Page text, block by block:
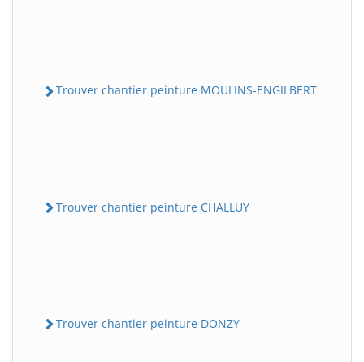
Trouver chantier peinture MOULINS-ENGILBERT
Trouver chantier peinture CHALLUY
Trouver chantier peinture DONZY